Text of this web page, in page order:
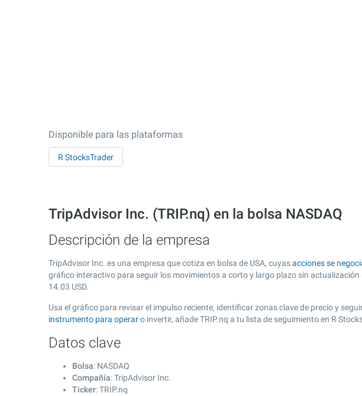
Disponible para las plataformas
R StocksTrader
TripAdvisor Inc. (TRIP.nq) en la bolsa NASDAQ
Descripción de la empresa
TripAdvisor Inc. es una empresa que cotiza en bolsa de USA, cuyasacciones se
gráfico interactivo para seguir los movimientos a corto y largo plazo sin actualización
14.03 USD.
Usa el gráfico para revisar el impulso reciente, identificar zonas clave de precio y
instrumento para operaro invertir, añade TRIP.nq a tu lista de seguimiento en R
Datos clave
Bolsa: NASDAQ
Compañía: TripAdvisor Inc.
Ticker: TRIP.nq